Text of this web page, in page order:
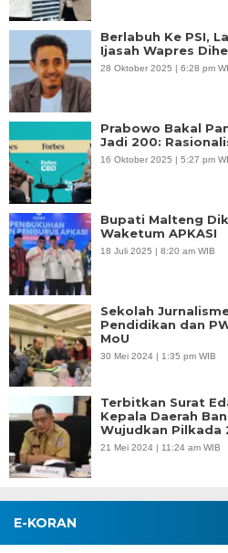
Berlabuh Ke PSI,
Ijasah Wapres
28 Oktober 2025 | 6:28 pm
Prabowo Bakal
Jadi 200:
16 Oktober 2025 | 5:27 pm
Bupati Malteng
Waketum APKASI
18 Juli 2025 | 8:20 am WIB
Sekolah
Pendidikan dan
MoU
30 Mei 2024 | 1:35 pm WIB
Terbitkan Surat
Kepala Daerah
Wujudkan Pilkada
21 Mei 2024 | 11:24 am WIB
E-KORAN